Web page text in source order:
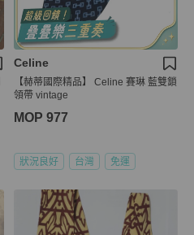
Celine
【赫蒂國際精品】 Celine 賽琳 藍雙鎖
領帶 vintage
MOP 977
狀況良好 台灣 免運